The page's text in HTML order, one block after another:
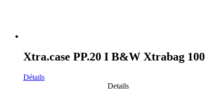
Xtra.case PP.20 I B&W Xtrabag 100
Détails
Details